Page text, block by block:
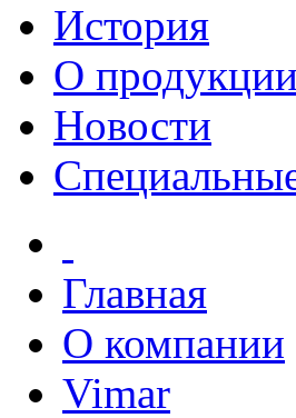
История
О продукции
Новости
Главная
О компании
Vimar